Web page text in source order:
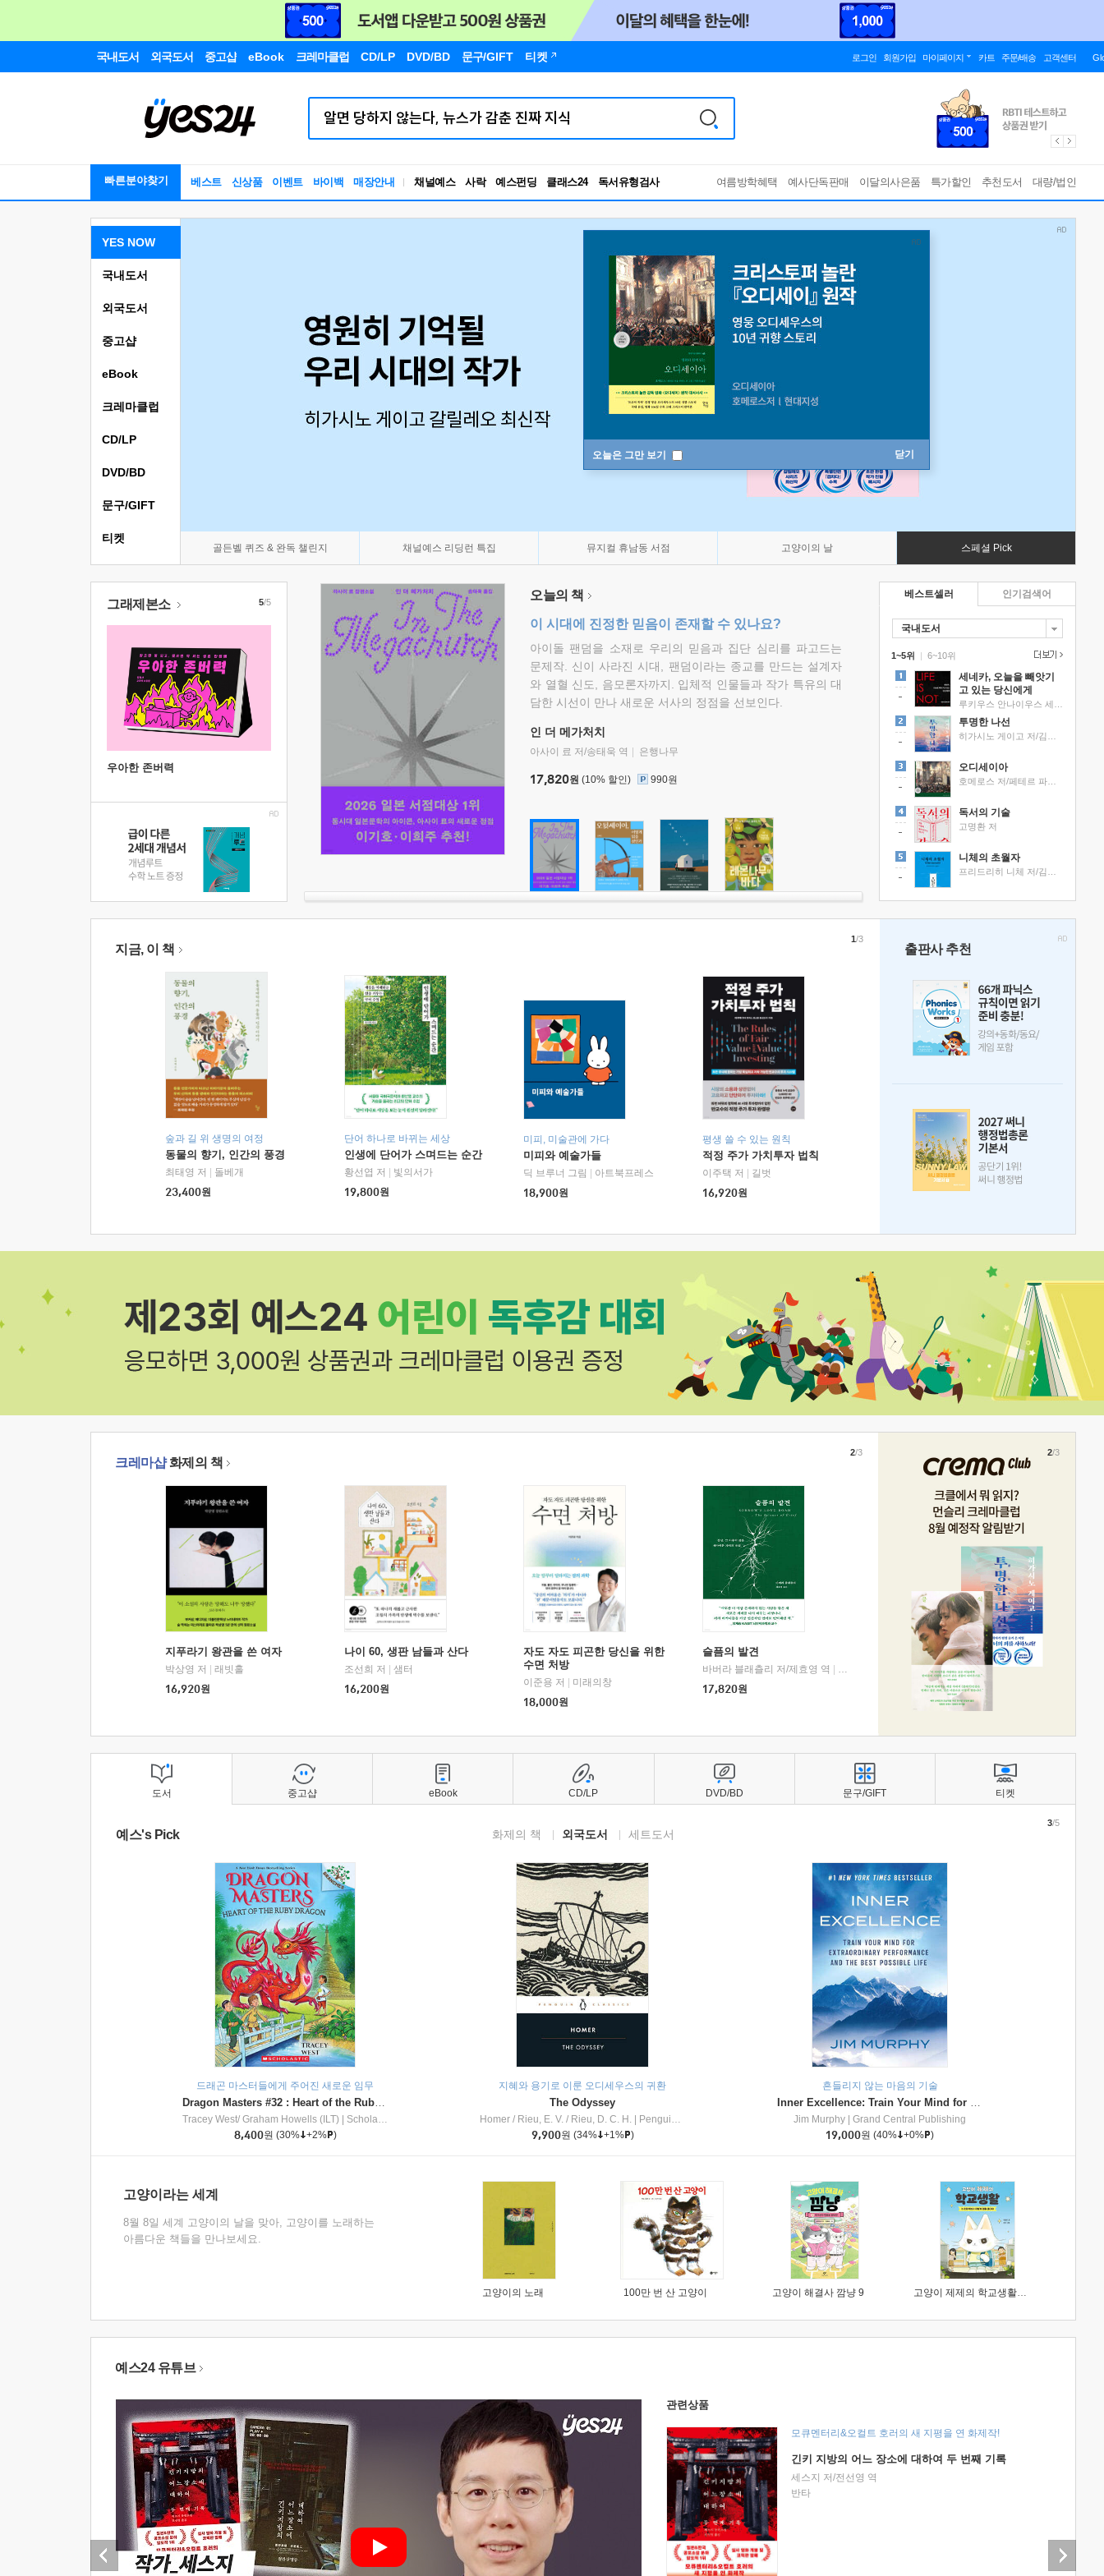
국내도서 외국도서 중고샵 eBook 크레마클럽 CD/LP DVD/BD 문구/GIFT 티켓 로그인 회원가입 마이페이지 카트 주문/배송 고객센터
빠른분야찾기 베스트 신상품 이벤트 바이백 매장안내 채널예스 사락 예스펀딩 클래스24
독서유형검사
RBTI Lab
독서유형검사
여름방학혜택 예사단독판매 이달의사은품 특가할인 추천도서 대량/법인
오늘은 그만 보기 닫기
YES NOW
골든벨 퀴즈 & 완독 챌린지 채널예스 리딩런 특집 뮤지컬 휴남동 서점 고양이의 날 스페셜 Pick
국내도서
외국도서
중고샵
eBook
크레마클럽
CD/LP
DVD/BD
문구/GIFT
티켓
그래제본소
우아한 존버력
5/5 오늘의 책
이 시대에 진정한 믿음이 존재할 수 있나요?
아이돌 팬덤을 소재로 우리의 믿음과 집단 심리를 파고드는
문제작. 신이 사라진 시대, 팬덤이라는 종교를 만드는 설계자
와 열혈 신도, 음모론자까지. 입체적 인물들과 작가 특유의 대
담한 시선이 만나 새로운 서사의 정점을 선보인다.
인 더 메가처치
아사이 료 저/송태욱 역 은행나무
17,820원 (10% 할인) 990원
베스트셀러
국내도서
1~5위 |
세네카, 오늘을 빼앗기
고 있는 당신에게
투명한 나선
오디세이아
독서의 기술
고명환 저
니체의 초월자
6~10위
인기검색어
지금, 이 책
숲과 길 위 생명의 여정
동물의 향기, 인간의 풍경
최태영 저
돌베개
23,400원
단어 하나로 바뀌는 세상
인생에 단어가 스며드는 순간
황선엽 저
빛의서가
19,800원
미피, 미술관에 가다
미피와 예술가들
딕 브루너 그림
아트북프레스
18,900원
평생 쓸 수 있는 원칙
적정 주가 가치투자 법칙
이주택 저
길벗
16,920원
1/3
출판사 추천
크레마샵화제의 책
지푸라기 왕관을 쓴 여자
박상영 저
래빗홀
16,920원
나이 60, 생판 남들과 산다
조선희 저
샘터
16,200원
자도 자도 피곤한 당신을 위한
수면 처방
이준용 저
미래의창
18,000원
슬픔의 발견
바버라 블래츨리 저/제효영 역
디플롯
17,820원
2/3 2/3
도서
예스's Pick 화제의 책 외국도서 세트도서
드래곤 마스터들에게 주어진 새로운 임무
Dragon Masters #32 : Heart of the Ruby Dragon (A Branches Book)
Tracey West/ Graham Howells (ILT)
Scholastic Inc
8,400원 (30% +2% )
지혜와 용기로 이룬 오디세우스의 귀환
The Odyssey
Homer / Rieu, E. V. / Rieu, D. C. H.
Penguin Group
9,900원 (34% +1% )
흔들리지 않는 마음의 기술
Inner Excellence: Train Your Mind for Extraordinary Performance and the Best Possible Life
Jim Murphy
Grand Central Publishing
19,000원 (40% +0% )
3/5
고양이라는 세계
8월 8일 세계 고양이의 날을 맞아, 고양이를 노래하는
아름다운 책들을 만나보세요.
고양이의 노래 100만 번 산 고양이 고양이 해결사 깜냥 9 고양이 제제의 학교생활 1 : 초등학생이 이렇게 힘들 줄이야
중고샵 eBook CD/LP DVD/BD 문구/GIFT 티켓
예스24 유튜브
관련상품
모큐멘터리&오컬트 호러의 새 지평을 연 화제작!
긴키 지방의 어느 장소에 대하여 두 번째 기록
세스지 저/전선영 역
반타